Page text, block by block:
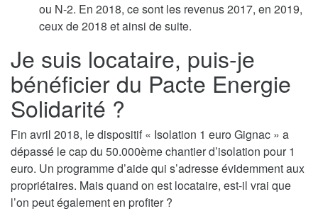
ou N-2. En 2018, ce sont les revenus 2017, en 2019,
ceux de 2018 et ainsi de suite.
Je suis locataire, puis-je
bénéficier du Pacte Energie
Solidarité ?
Fin avril 2018, le dispositif « Isolation 1 euro Gignac » a
dépassé le cap du 50.000ème chantier d’isolation pour 1
euro. Un programme d’aide qui s’adresse évidemment aux
propriétaires. Mais quand on est locataire, est-il vrai que
l’on peut également en profiter ?